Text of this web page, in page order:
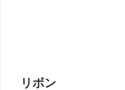
リボン